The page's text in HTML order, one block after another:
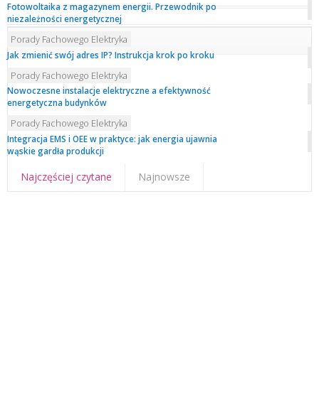
Fotowoltaika z magazynem energii. Przewodnik po
niezależności energetycznej
Porady Fachowego Elektryka
Jak zmienić swój adres IP? Instrukcja krok po kroku
Porady Fachowego Elektryka
Nowoczesne instalacje elektryczne a efektywność
energetyczna budynków
Porady Fachowego Elektryka
Integracja EMS i OEE w praktyce: jak energia ujawnia
wąskie gardła produkcji
Najczęściej czytane Najnowsze